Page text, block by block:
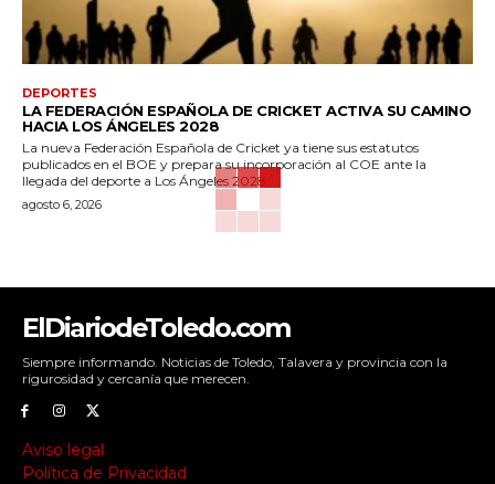
DEPORTES
LA FEDERACIÓN ESPAÑOLA DE CRICKET ACTIVA SU CAMINO
HACIA LOS ÁNGELES 2028
La nueva Federación Española de Cricket ya tiene sus estatutos
publicados en el BOE y prepara su incorporación al COE ante la
llegada del deporte a Los Ángeles 2028.
agosto 6, 2026
ElDiariodeToledo.com
Siempre informando. Noticias de Toledo, Talavera y provincia con la
rigurosidad y cercanía que merecen.
Aviso legal
Política de Privacidad